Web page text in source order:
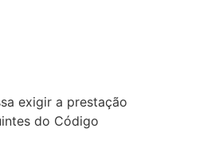
exigir a prestação
do Código